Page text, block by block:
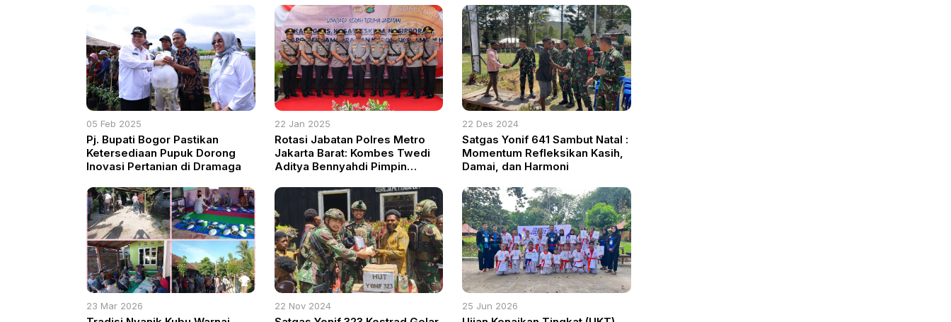
05 Feb 2025
Pj. Bupati Bogor Pastikan
Ketersediaan Pupuk Dorong
Inovasi Pertanian di Dramaga
22 Jan 2025
Rotasi Jabatan Polres Metro
Jakarta Barat: Kombes Twedi
Aditya Bennyahdi Pimpin
22 Des 2024
Satgas Yonif 641 Sambut Natal :
Momentum Refleksikan Kasih,
Damai, dan Harmoni
23 Mar 2026 22 Nov 2024 25 Jun 2026